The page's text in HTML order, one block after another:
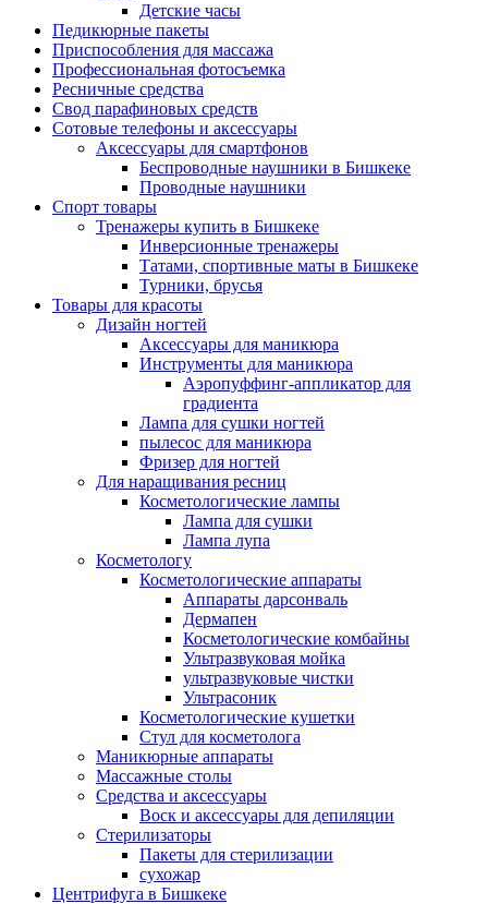
Детские часы
Педикюрные пакеты
Приспособления для массажа
Профессиональная фотосъемка
Ресничные средства
Свод парафиновых средств
Сотовые телефоны и аксессуары
Аксессуары для смартфонов
Беспроводные наушники в Бишкеке
Проводные наушники
Спорт товары
Тренажеры купить в Бишкеке
Инверсионные тренажеры
Татами, спортивные маты в Бишкеке
Турники, брусья
Товары для красоты
Дизайн ногтей
Аксессуары для маникюра
Инструменты для маникюра
Аэропуффинг-аппликатор для
градиента
Лампа для сушки ногтей
пылесос для маникюра
Фризер для ногтей
Для наращивания ресниц
Косметологические лампы
Лампа для сушки
Лампа лупа
Косметологу
Косметологические аппараты
Аппараты дарсонваль
Дермапен
Косметологические комбайны
Ультразвуковая мойка
ультразвуковые чистки
Ультрасоник
Косметологические кушетки
Стул для косметолога
Маникюрные аппараты
Массажные столы
Средства и аксессуары
Воск и аксессуары для депиляции
Стерилизаторы
Пакеты для стерилизации
сухожар
Центрифуга в Бишкеке